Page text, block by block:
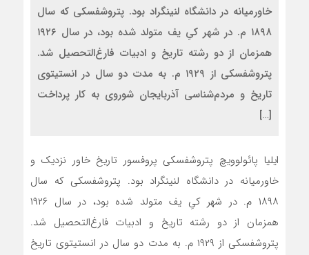
خاورمیانه در دانشگاه لنینگراد بود. پتروشفسکی که سال
۱۸۹۸ م. در شهر کیِ یف متولد شده بود، در سال ۱۹۲۶
همزمان از دو رشته تاریخ و ادبیات فارغ‌التحصیل شد.
پتروشفسکی از ۱۹۲۹ م. به مدت دو سال در انستیتوی
تاریخ و مردم‌شناسی آذربایجان شوروی به کار پرداخت
[…]
ایلیا پائولوویچ پتروشفسکی پروفسور تاریخ خاور نزدیک و
خاورمیانه در دانشگاه لنینگراد بود. پتروشفسکی که سال
۱۸۹۸ م. در شهر کیِ یف متولد شده بود، در سال ۱۹۲۶
همزمان از دو رشته تاریخ و ادبیات فارغ‌التحصیل شد.
پتروشفسکی از ۱۹۲۹ م. به مدت دو سال در انستیتوی تاریخ